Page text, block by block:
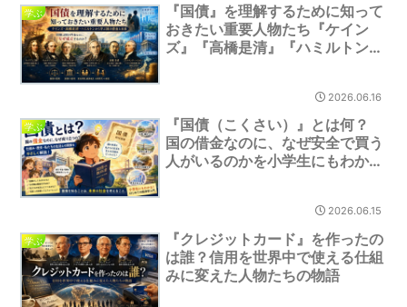
学ぶ
『国債』を理解するために知って
おきたい重要人物たち『ケイン
ズ』『高橋是清』『ハミルトン』
2026.06.16
学ぶ
『国債（こくさい）』とは何？
国の借金なのに、なぜ安全で買う
人がいるのかを小学生にもわかり
2026.06.15
学ぶ
『クレジットカード』を作ったの
は誰？信用を世界中で使える仕組
みに変えた人物たちの物語